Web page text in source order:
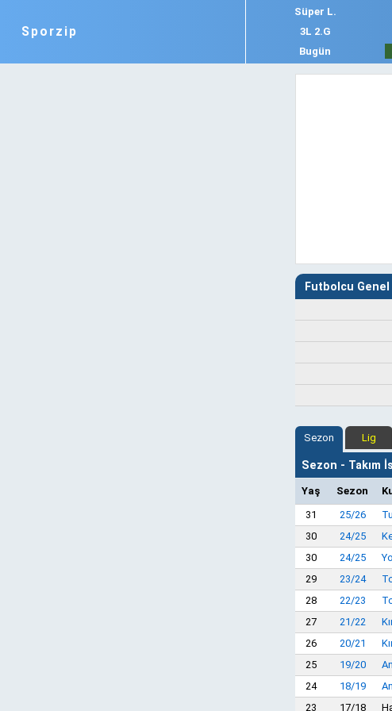
Sporzip
Süper L.
3L 2.G
Bugün
Futbolcu
Sezon Lig
Sezon - Takım
Yaş Sezon
31
25/26
30
24/25
30
24/25
29
23/24
28
22/23
27
21/22
26
20/21
25
19/20
24
18/19
23
17/18